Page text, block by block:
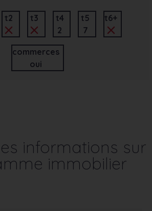
t2 t3
t4
2
t5
7
t6+
commerces
oui
informations sur
immobilier